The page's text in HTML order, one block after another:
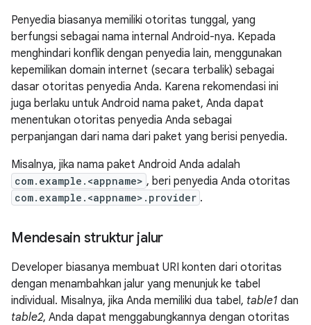
Penyedia biasanya memiliki otoritas tunggal, yang
berfungsi sebagai nama internal Android-nya. Kepada
menghindari konflik dengan penyedia lain, menggunakan
kepemilikan domain internet (secara terbalik) sebagai
dasar otoritas penyedia Anda. Karena rekomendasi ini
juga berlaku untuk Android nama paket, Anda dapat
menentukan otoritas penyedia Anda sebagai
perpanjangan dari nama dari paket yang berisi penyedia.
Misalnya, jika nama paket Android Anda adalah
com.example.<appname> , beri penyedia Anda otoritas
com.example.<appname>.provider .
Mendesain struktur jalur
Developer biasanya membuat URI konten dari otoritas
dengan menambahkan jalur yang menunjuk ke tabel
individual. Misalnya, jika Anda memiliki dua tabel, table1 dan
table2, Anda dapat menggabungkannya dengan otoritas